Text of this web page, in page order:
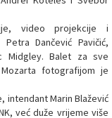
video projekcije i
Dančević Pavičić,
Midgley. Balet za sve
fotografijom je
intendant Marin Blažević
već duže vrijeme više